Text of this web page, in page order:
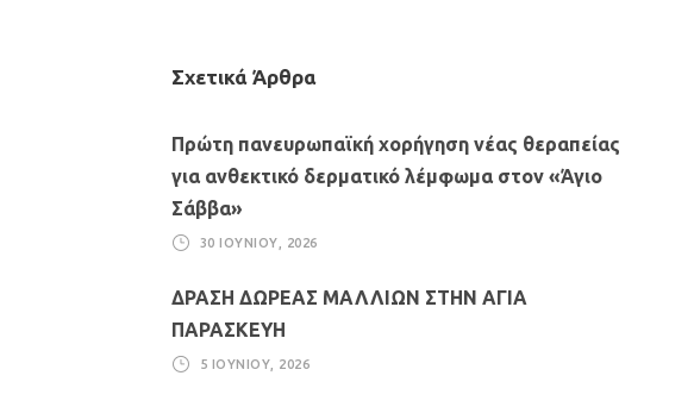
Σχετικά Άρθρα
Πρώτη πανευρωπαϊκή χορήγηση νέας θεραπείας
για ανθεκτικό δερματικό λέμφωμα στον «Άγιο
Σάββα»
30 ΙΟΥΝΊΟΥ, 2026
ΔΡΑΣΗ ΔΩΡΕΑΣ ΜΑΛΛΙΩΝ ΣΤΗΝ ΑΓΙΑ
ΠΑΡΑΣΚΕΥΗ
5 ΙΟΥΝΊΟΥ, 2026